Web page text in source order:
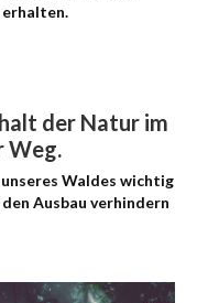
der Natur im
Weg.
Waldes wichtig
Ausbau verhindern